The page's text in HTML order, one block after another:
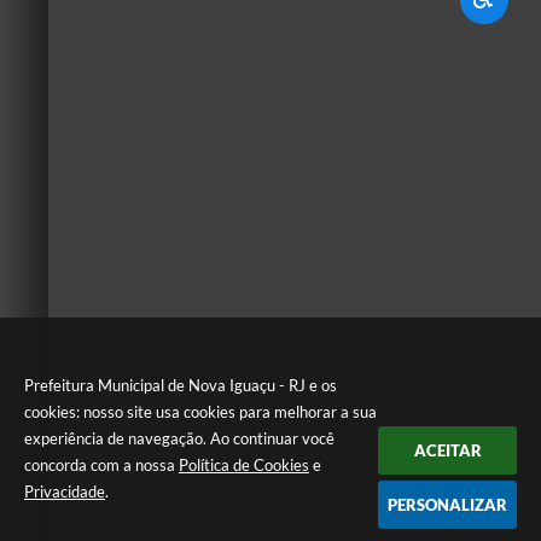
Prefeitura Municipal de Nova Iguaçu - RJ e os
cookies: nosso site usa cookies para melhorar a sua
experiência de navegação. Ao continuar você
concorda com a nossa Política de Cookies e
Privacidade.
ACEITAR
PERSONALIZAR